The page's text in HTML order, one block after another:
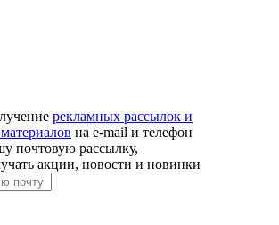
рекламных рассылок и
на e‑mail и телефон
почтовую рассылку,
акции, новости и новинки